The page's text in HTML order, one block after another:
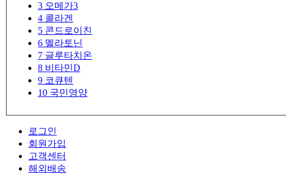
3 오메가3
4 콜라겐
5 콘드로이친
6 멜라토닌
7 글루타치온
8 비타민D
9 코큐텐
10 국민영양
로그인
회원가입
고객센터
해외배송